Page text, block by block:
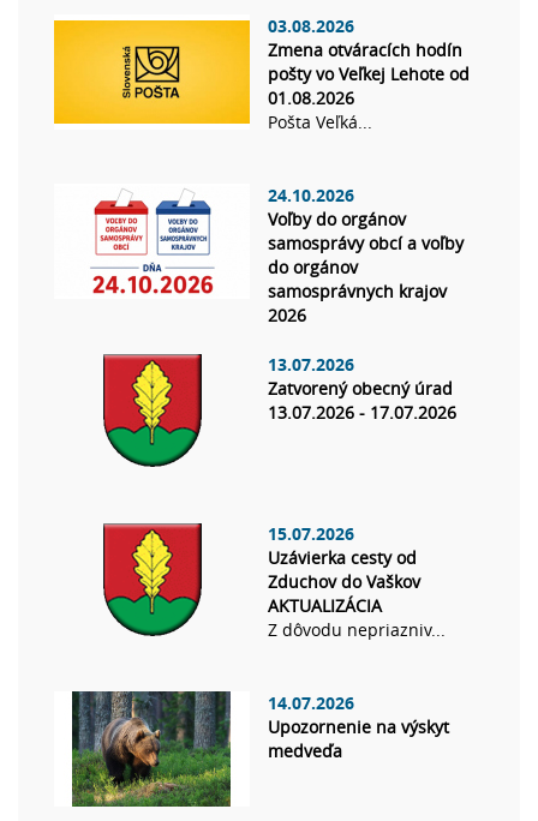
03.08.2026
Zmena otváracích hodín
pošty vo Veľkej Lehote od
01.08.2026
Pošta Veľká...
24.10.2026
Voľby do orgánov
samosprávy obcí a voľby
do orgánov
samosprávnych krajov
2026
13.07.2026
Zatvorený obecný úrad
13.07.2026 - 17.07.2026
15.07.2026
Uzávierka cesty od
Zduchov do Vaškov
AKTUALIZÁCIA
Z dôvodu nepriazniv...
14.07.2026
Upozornenie na výskyt
medveďa